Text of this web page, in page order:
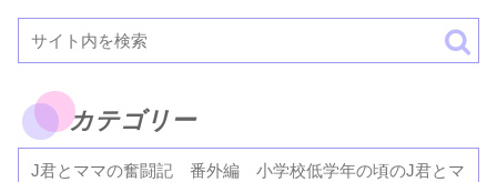
カテゴリー